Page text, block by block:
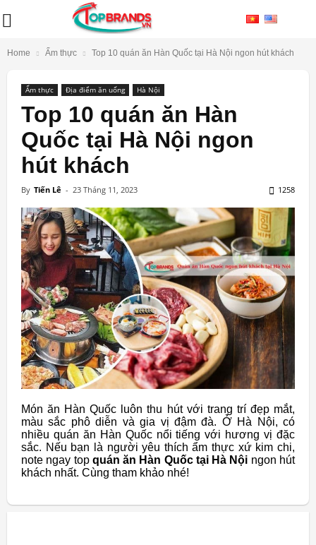
Home Ẩm thực Top 10 quán ăn Hàn Quốc tại Hà Nội ngon hút khách
Ẩm thực Địa điểm ăn uống Hà Nội
Top 10 quán ăn Hàn
Quốc tại Hà Nội ngon
hút khách
By Tiến Lê - 23 Tháng 11, 2023 1258
Món ăn Hàn Quốc luôn thu hút với trang trí đẹp mắt,
màu sắc phô diễn và gia vị đậm đà. Ở Hà Nội, có
nhiều quán ăn Hàn Quốc nổi tiếng với hương vị đặc
sắc. Nếu bạn là người yêu thích ẩm thực xứ kim chi,
note ngay top quán ăn Hàn Quốc tại Hà Nội ngon hút
khách nhất. Cùng tham khảo nhé!